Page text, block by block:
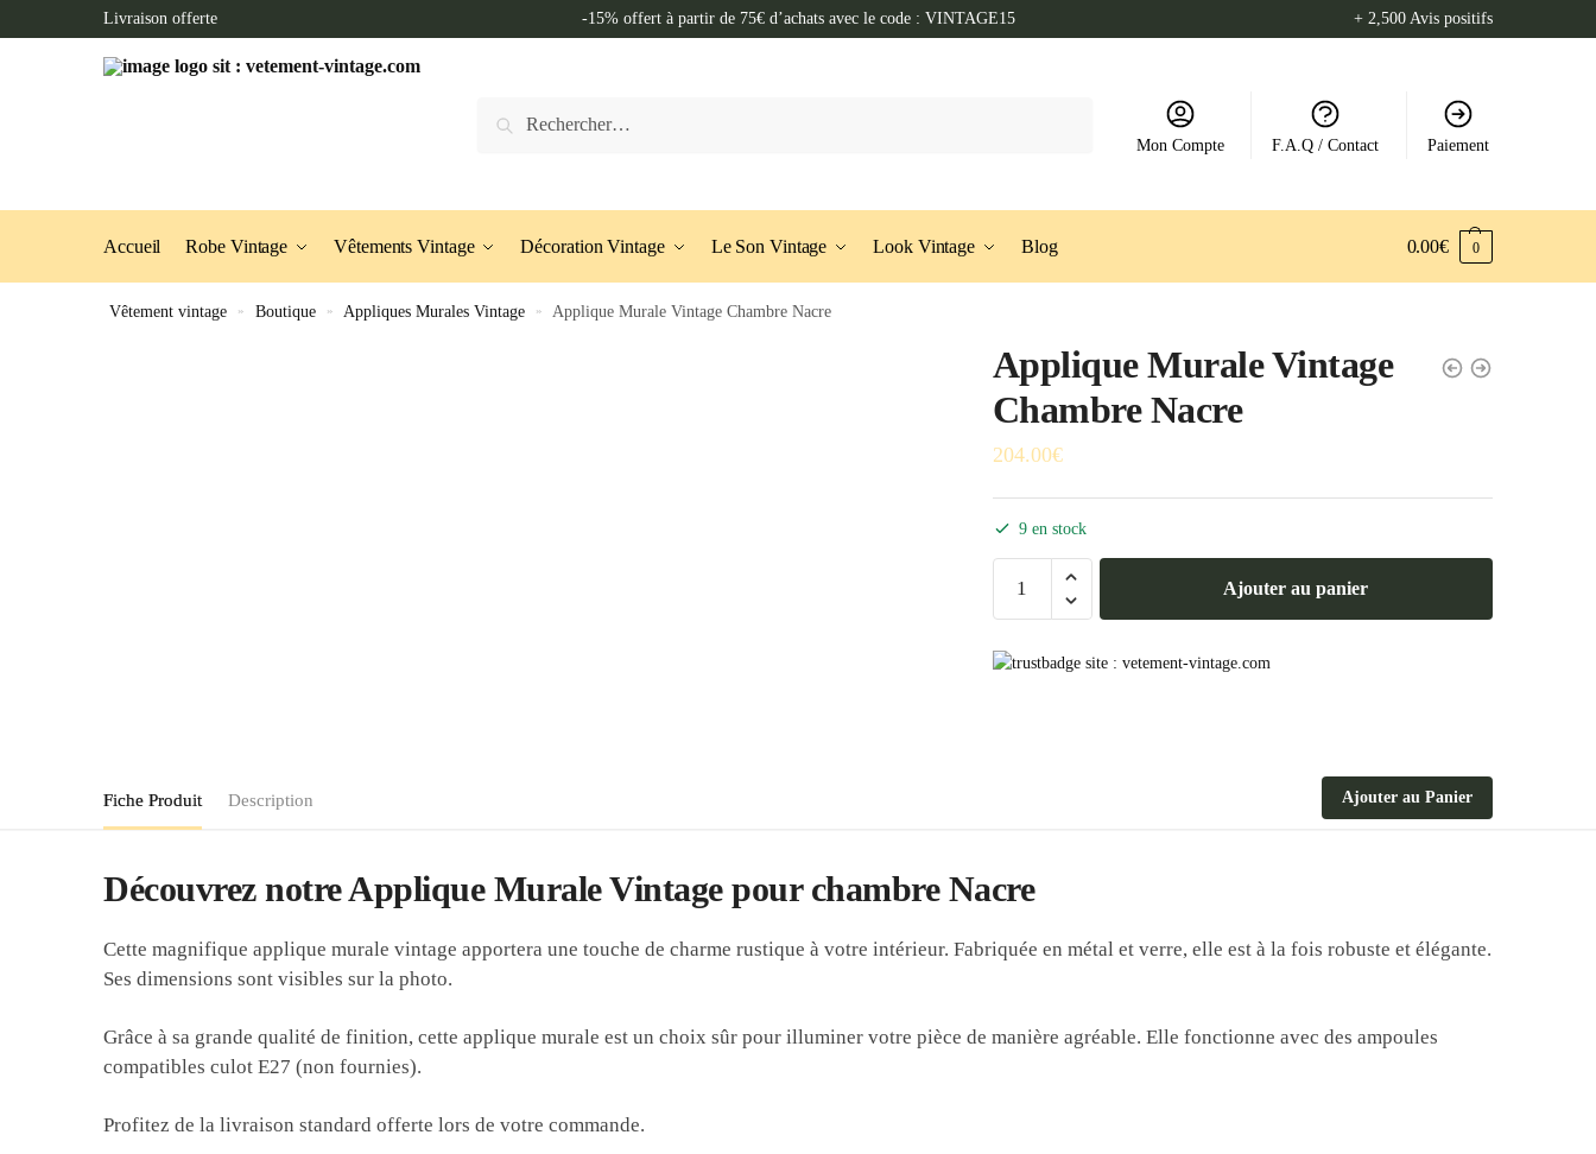
to
to
Livraison offerte -15% offert à partir de 75€ d’achats avec le code : VINTAGE15 + 2,500 Avis positifs
Mon Compte F.A.Q / Contact Paiement
Accueil Robe Vintage Vêtements Vintage Décoration Vintage Le Son Vintage Look Vintage Blog 0.00€ 0
Vêtement vintage » Boutique » Appliques Murales Vintage » Applique Murale Vintage Chambre Nacre
Applique Murale Vintage
Chambre Nacre
204.00€
9 en stock
Murale
Ajouter au panier
Fiche Produit Description Ajouter au Panier
Découvrez notre Applique Murale Vintage pour chambre Nacre
Cette magnifique applique murale vintage apportera une touche de charme rustique à votre intérieur. Fabriquée en métal et verre, elle est à la fois robuste et élégante.
Ses dimensions sont visibles sur la photo.
Grâce à sa grande qualité de finition, cette applique murale est un choix sûr pour illuminer votre pièce de manière agréable. Elle fonctionne avec des ampoules
compatibles culot E27 (non fournies).
Profitez de la livraison standard offerte lors de votre commande.